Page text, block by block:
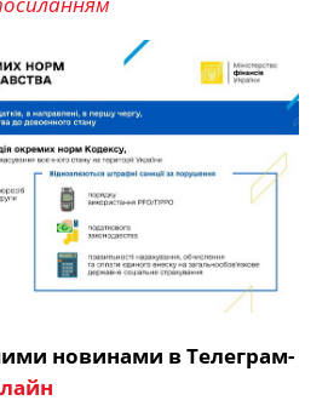
новинами в Телеграм-